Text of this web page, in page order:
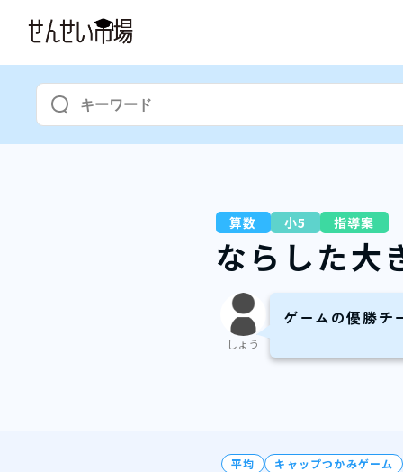
算数 小5 指導案
ならした大
しょう
ゲームの優勝チ
平均 キャップつかみゲーム